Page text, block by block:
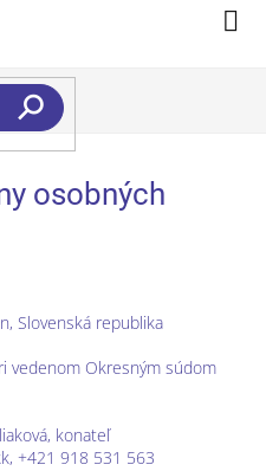
osobných
Slovenská republika
vedenom Okresným súdom
konateľ
+421 918 531 563